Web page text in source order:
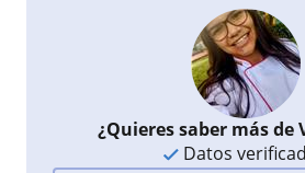
¿Quieres saber más de
Datos